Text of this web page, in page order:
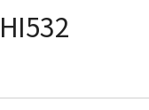
HI532